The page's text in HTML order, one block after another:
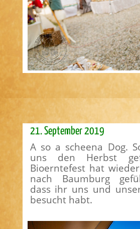
21. September 2019
A so a scheena Dog.
uns den Herbst
Bioerntefest hat
nach Baumburg
dass ihr uns und
besucht habt.